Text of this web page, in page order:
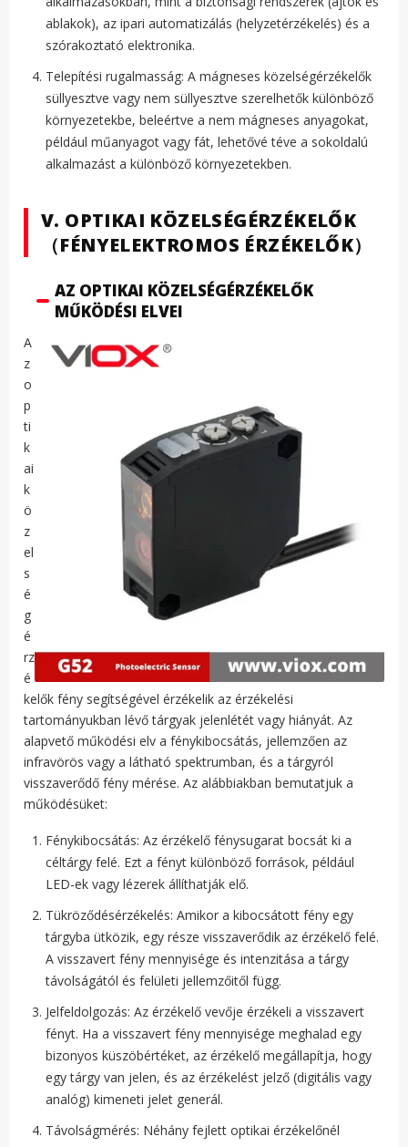
ablakok), az ipari automatizálás (helyzetérzékelés) és a
szórakoztató elektronika.
Telepítési rugalmasság: A mágneses közelségérzékelők
süllyesztve vagy nem süllyesztve szerelhetők különböző
környezetekbe, beleértve a nem mágneses anyagokat,
például műanyagot vagy fát, lehetővé téve a sokoldalú
alkalmazást a különböző környezetekben.
V. OPTIKAI KÖZELSÉGÉRZÉKELŐK
（FÉNYELEKTROMOS ÉRZÉKELŐK）
AZ OPTIKAI KÖZELSÉGÉRZÉKELŐK
MŰKÖDÉSI ELVEI
A
z
o
p
ti
k
ai
k
ö
z
el
s
é
g
é
rz
é
kelők fény segítségével érzékelik az érzékelési
tartományukban lévő tárgyak jelenlétét vagy hiányát. Az
alapvető működési elv a fénykibocsátás, jellemzően az
infravörös vagy a látható spektrumban, és a tárgyról
visszaverődő fény mérése. Az alábbiakban bemutatjuk a
működésüket:
Fénykibocsátás: Az érzékelő fénysugarat bocsát ki a
céltárgy felé. Ezt a fényt különböző források, például
LED-ek vagy lézerek állíthatják elő.
Tükröződésérzékelés: Amikor a kibocsátott fény egy
tárgyba ütközik, egy része visszaverődik az érzékelő felé.
A visszavert fény mennyisége és intenzitása a tárgy
távolságától és felületi jellemzőitől függ.
Jelfeldolgozás: Az érzékelő vevője érzékeli a visszavert
fényt. Ha a visszavert fény mennyisége meghalad egy
bizonyos küszöbértéket, az érzékelő megállapítja, hogy
egy tárgy van jelen, és az érzékelést jelző (digitális vagy
analóg) kimeneti jelet generál.
Távolságmérés: Néhány fejlett optikai érzékelőnél